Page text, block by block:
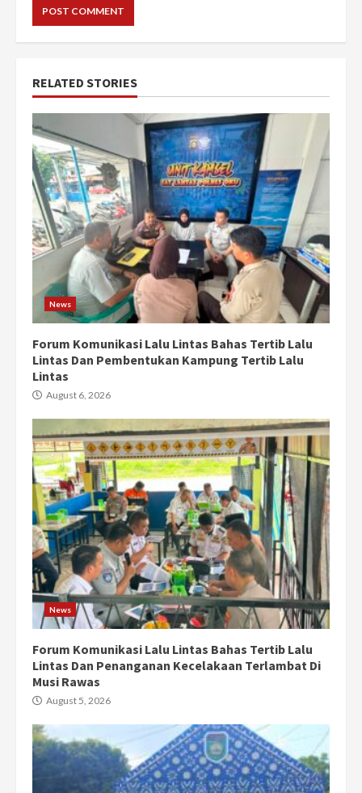
RELATED STORIES
News
Forum Komunikasi Lalu Lintas Bahas Tertib Lalu
Lintas Dan Pembentukan Kampung Tertib Lalu
Lintas
August 6, 2026
News
Forum Komunikasi Lalu Lintas Bahas Tertib Lalu
Lintas Dan Penanganan Kecelakaan Terlambat Di
Musi Rawas
August 5, 2026